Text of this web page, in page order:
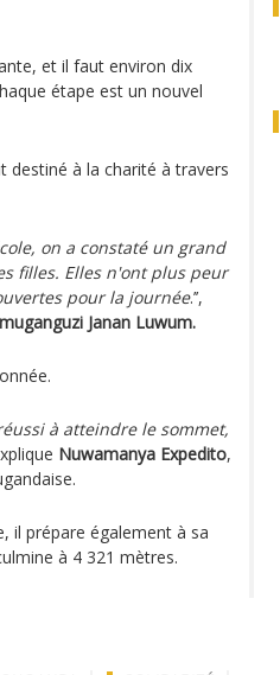
et il faut environ dix
étape est un nouvel
destiné à la charité à travers
on a constaté un grand
filles. Elles n'ont plus peur
pour la journée.’’,
Janan Luwum.
à atteindre le sommet,
Nuwamanya Expedito,
il prépare également à sa
à 4 321 mètres.